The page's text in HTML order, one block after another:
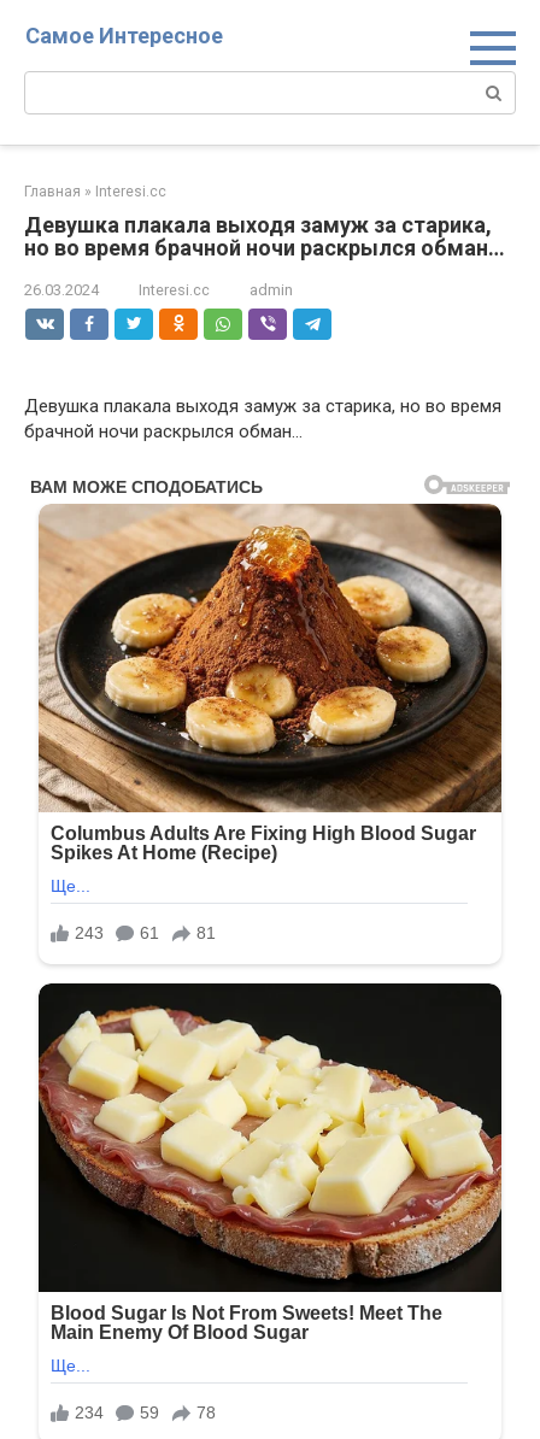
Самое Интересное
Поиск:
Главная » Interesi.cc
Девушка плакала выходя замуж за старика,
но во время брачной ночи раскрылся обман…
26.03.2024 Interesi.cc admin
Девушка плакала выходя замуж за старика, но во время
брачной ночи раскрылся обман…